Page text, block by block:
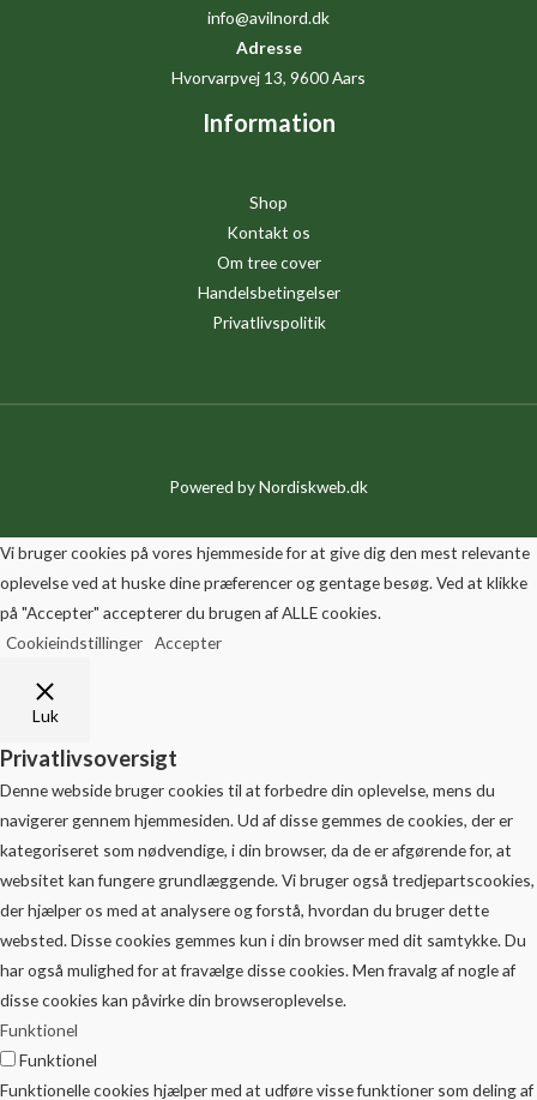
info@avilnord.dk
Adresse
Hvorvarpvej 13, 9600 Aars
Information
Shop
Kontakt os
Om tree cover
Handelsbetingelser
Privatlivspolitik
Powered byNordiskweb.dk
Vi bruger cookies på vores hjemmeside for at give dig den mest relevante
oplevelse ved at huske dine præferencer og gentage besøg. Ved at klikke
på "Accepter" accepterer du brugen af ALLE cookies.
Cookieindstillinger Accepter
Luk
Privatlivsoversigt
Denne webside bruger cookies til at forbedre din oplevelse, mens du
navigerer gennem hjemmesiden. Ud af disse gemmes de cookies, der er
kategoriseret som nødvendige, i din browser, da de er afgørende for, at
websitet kan fungere grundlæggende. Vi bruger også tredjepartscookies,
der hjælper os med at analysere og forstå, hvordan du bruger dette
websted. Disse cookies gemmes kun i din browser med dit samtykke. Du
har også mulighed for at fravælge disse cookies. Men fravalg af nogle af
disse cookies kan påvirke din browseroplevelse.
Funktionel
Funktionel
Funktionelle cookies hjælper med at udføre visse funktioner som deling af